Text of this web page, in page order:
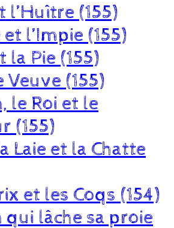
l’Huître (155)
et l’Impie (155)
la Pie (155)
Veuve (155)
le Roi et le
(155)
Laie et la Chatte
et les Coqs (154)
qui lâche sa proie